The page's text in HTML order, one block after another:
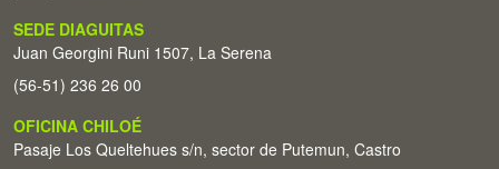
SEDE DIAGUITAS
Juan Georgini Runi 1507, La Serena
(56-51) 236 26 00
OFICINA CHILOÉ
Pasaje Los Queltehues s/n, sector de Putemun, Castro